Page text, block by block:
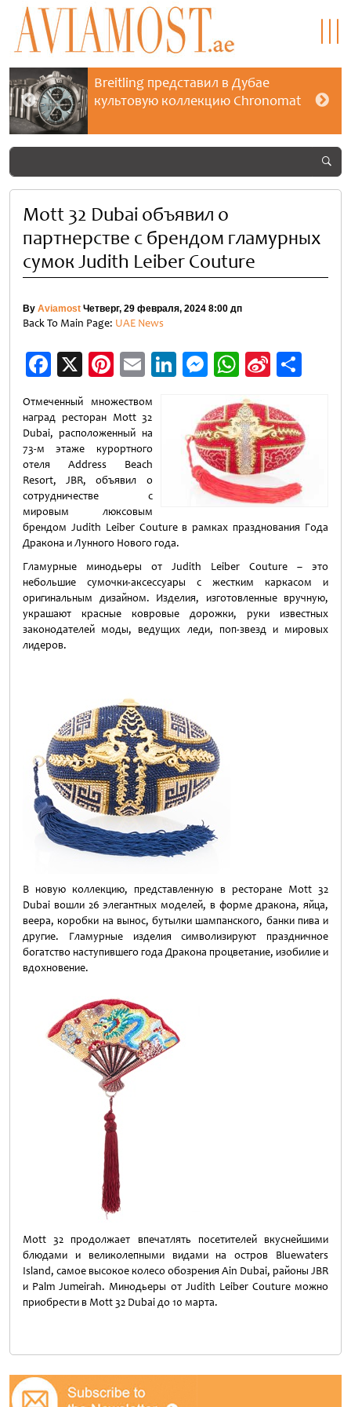
Breitling представил в Дубае
культовую коллекцию Chronomat
Mott 32 Dubai объявил о
партнерстве с брендом гламурных
сумок Judith Leiber Couture
By Aviamost Четверг, 29 февраля, 2024 8:00 дп
Back To Main Page: UAE News
Facebook
X Pinterest
EmailLinkedIn
Messenger
WhatsApp
Sina
Отмеченный множеством
наград ресторан Mott 32
Dubai, расположенный на
73-м этаже курортного
отеля Address Beach
Resort, JBR, объявил о
сотрудничестве с
мировым люксовым
брендом Judith Leiber Couture в рамках празднования Года
Дракона и Лунного Нового года.
Гламурные минодьеры от Judith Leiber Couture – это
небольшие сумочки-аксессуары с жестким каркасом и
оригинальным дизайном. Изделия, изготовленные вручную,
украшают красные ковровые дорожки, руки известных
законодателей моды, ведущих леди, поп-звезд и мировых
лидеров.
В новую коллекцию, представленную в ресторане Mott 32
Dubai вошли 26 элегантных моделей, в форме дракона, яйца,
веера, коробки на вынос, бутылки шампанского, банки пива и
другие. Гламурные изделия символизируют праздничное
богатство наступившего года Дракона процветание, изобилие и
вдохновение.
Mott 32 продолжает впечатлять посетителей вкуснейшими
блюдами и великолепными видами на остров Bluewaters
Island, самое высокое колесо обозрения Ain Dubai, районы JBR
и Palm Jumeirah. Минодьеры от Judith Leiber Couture можно
приобрести в Mott 32 Dubai до 10 марта.